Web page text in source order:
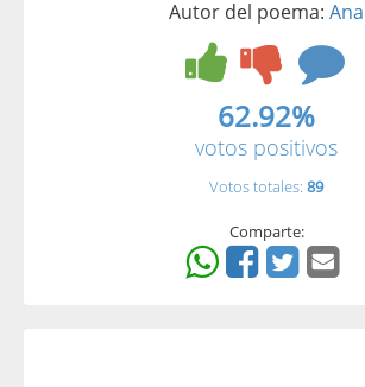
Autor del poema:
62.92%
votos positivos
Votos totales: 89
Comparte: